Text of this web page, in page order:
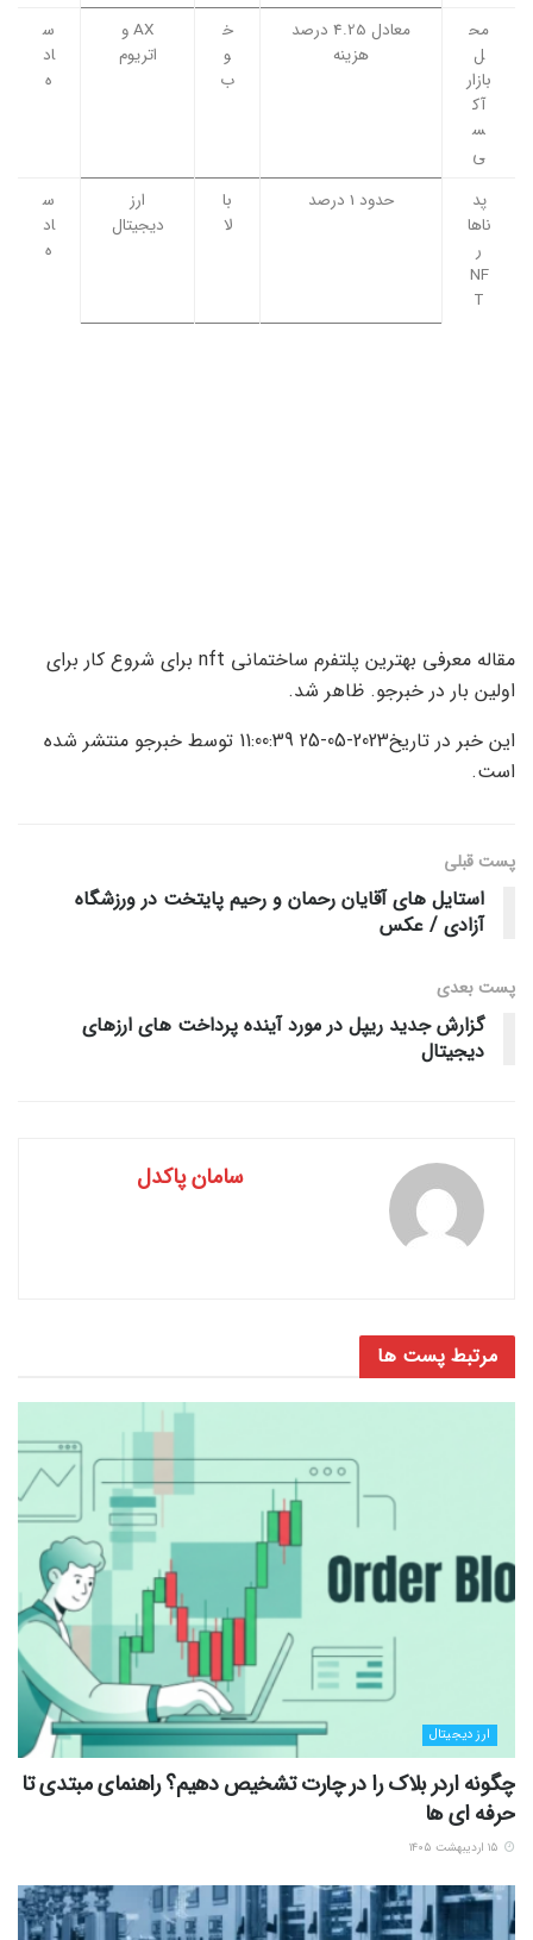
مح
ل
بازار
آک
س
ی
معادل 4.25 درصد
هزینه
خ
و
ب
AX و
اتریوم
س
اد
ه
پد
ناها
ر
NF
T
حدود 1 درصد
با
لا
ارز
دیجیتال
س
اد
ه
مقاله معرفی بهترین پلتفرم ساختمانی nft برای شروع کار برای
اولین بار در خبرجو. ظاهر شد.
این خبر در تاریخ2023-05-25 11:00:39 توسط خبرجو منتشر شده
است.
پست قبلی
استایل های آقایان رحمان و رحیم پایتخت در ورزشگاه
آزادی / عکس
پست‌ بعدی
گزارش جدید ریپل در مورد آینده پرداخت های ارزهای
دیجیتال
سامان پاکدل
مرتبط پست ها
ارز دیجیتال
چگونه اردر بلاک را در چارت تشخیص دهیم؟ راهنمای مبتدی تا
حرفه ای ها